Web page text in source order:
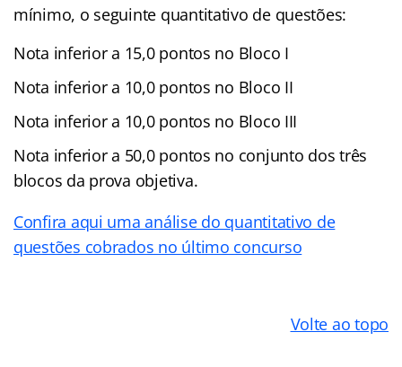
mínimo, o seguinte quantitativo de questões:
Nota inferior a 15,0 pontos no Bloco I
Nota inferior a 10,0 pontos no Bloco II
Nota inferior a 10,0 pontos no Bloco III
Nota inferior a 50,0 pontos no conjunto dos três
blocos da prova objetiva.
Confira aqui uma análise do quantitativo de
questões cobrados no último concurso
Volte ao topo